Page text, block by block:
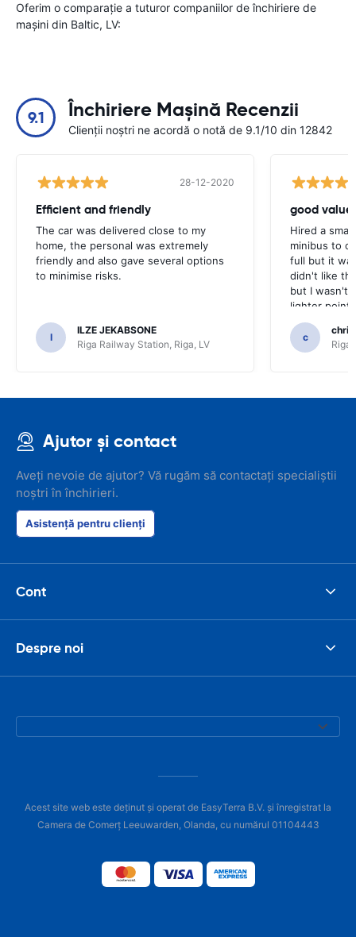
Oferim o comparație a tuturor companiilor de închiriere de
mașini din Baltic, LV:
9.1 Închiriere Mașină Recenzii
Clienții noștri ne acordă o notă de 9.1/10 din 12842
28-12-2020
Efficient and friendly
The car was delivered close to my
home, the personal was extremely
friendly and also gave several options
to minimise risks.
I
ILZE JEKABSONE
Riga Railway Station, Riga, LV
good value
Hired a
minibus to
full but it
didn't like
but I wasn't
lighter point
nav lead
off. All in all
complaints
c
Riga
Ajutor și contact
Aveți nevoie de ajutor? Vă rugăm să contactați specialiștii
noștri în închirieri.
Asistență pentru clienți
Cont
Despre noi
Acest site web este deținut și operat de EasyTerra B.V. și înregistrat la
Camera de Comerț Leeuwarden, Olanda, cu numărul 01104443